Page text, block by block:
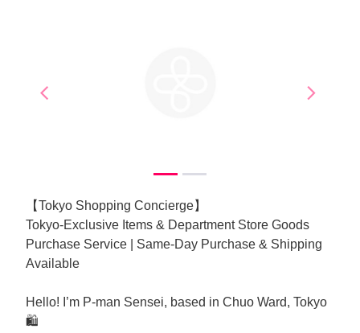
arrow_back_iosPrevious arrow_forward_iosNext
【Tokyo Shopping Concierge】
Tokyo-Exclusive Items & Department Store Goods
Purchase Service | Same-Day Purchase & Shipping
Available
Hello! I’m P-man Sensei, based in Chuo Ward, Tokyo
🛍️